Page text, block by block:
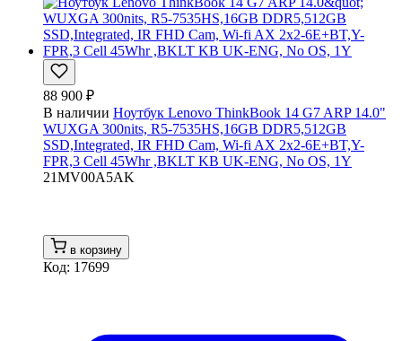
88 900 ₽
В наличии Ноутбук Lenovo ThinkBook 14 G7 ARP 14.0"
WUXGA 300nits, R5-7535HS,16GB DDR5,512GB
SSD,Integrated, IR FHD Cam, Wi-fi AX 2x2-6E+BT,Y-
FPR,3 Cell 45Whr ,BKLT KB UK-ENG, No OS, 1Y
21MV00A5AK
в корзину
Код: 17699